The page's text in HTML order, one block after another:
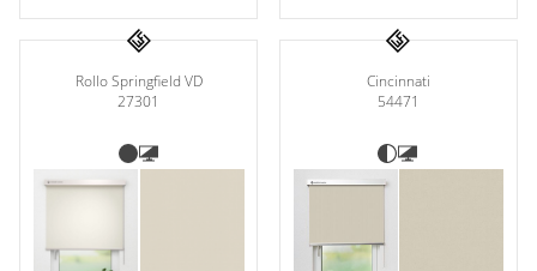
Rollo Springfield VD
27301
Cincinnati
54471